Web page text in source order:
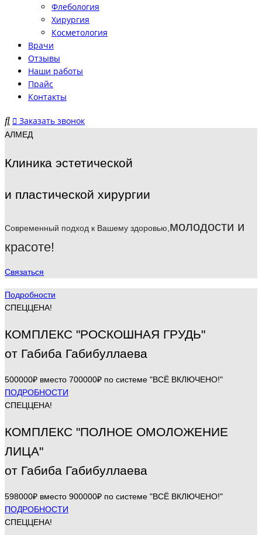
Флебология
Хирургия
Косметология
Врачи
Отзывы
Наши работы
Прайс
Контакты
Заказать звонок
АЛМЕД
Клиника эстетической
и пластической хирургии
Современный подход к Вашему здоровью, молодости и
красоте!
Связаться
Подробности
СПЕЦЦЕНА!
КОМПЛЕКС "РОСКОШНАЯ ГРУДЬ"
от Габиба Габибуллаева
500000₽ вместо 700000₽ по системе "ВСЁ ВКЛЮЧЕНО!"
ПОДРОБНОСТИ
СПЕЦЦЕНА!
КОМПЛЕКС "ПОЛНОЕ ОМОЛОЖЕНИЕ
ЛИЦА"
от Габиба Габибуллаева
598000₽ вместо 900000₽ по системе "ВСЁ ВКЛЮЧЕНО!"
ПОДРОБНОСТИ
СПЕЦЦЕНА!